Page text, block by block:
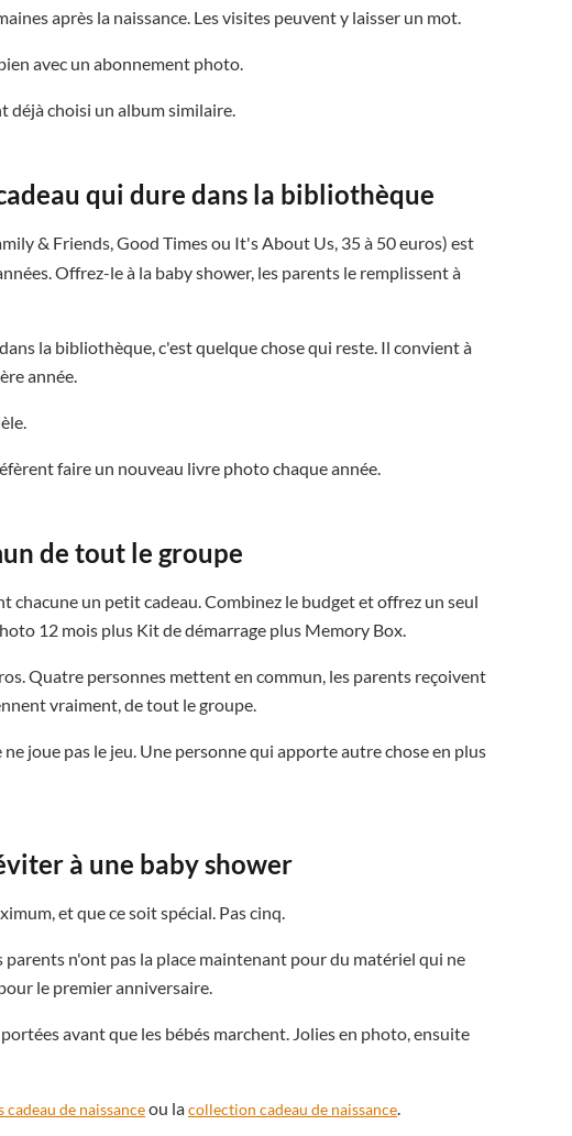
après la naissance. Les visites peuvent y laisser un mot.
avec un abonnement photo.
déjà choisi un album similaire.
qui dure dans la bibliothèque
& Friends, Good Times ou It's About Us, 35 à 50 euros) est
Offrez-le à la baby shower, les parents le remplissent à
la bibliothèque, c'est quelque chose qui reste. Il convient à
année.
faire un nouveau livre photo chaque année.
de tout le groupe
chacune un petit cadeau. Combinez le budget et offrez un seul
12 mois plus Kit de démarrage plus Memory Box.
Quatre personnes mettent en commun, les parents reçoivent
vraiment, de tout le groupe.
joue pas le jeu. Une personne qui apporte autre chose en plus
à une baby shower
et que ce soit spécial. Pas cinq.
parents n'ont pas la place maintenant pour du matériel qui ne
le premier anniversaire.
avant que les bébés marchent. Jolies en photo, ensuite
cadeau de naissanceou lacollection cadeau de naissance